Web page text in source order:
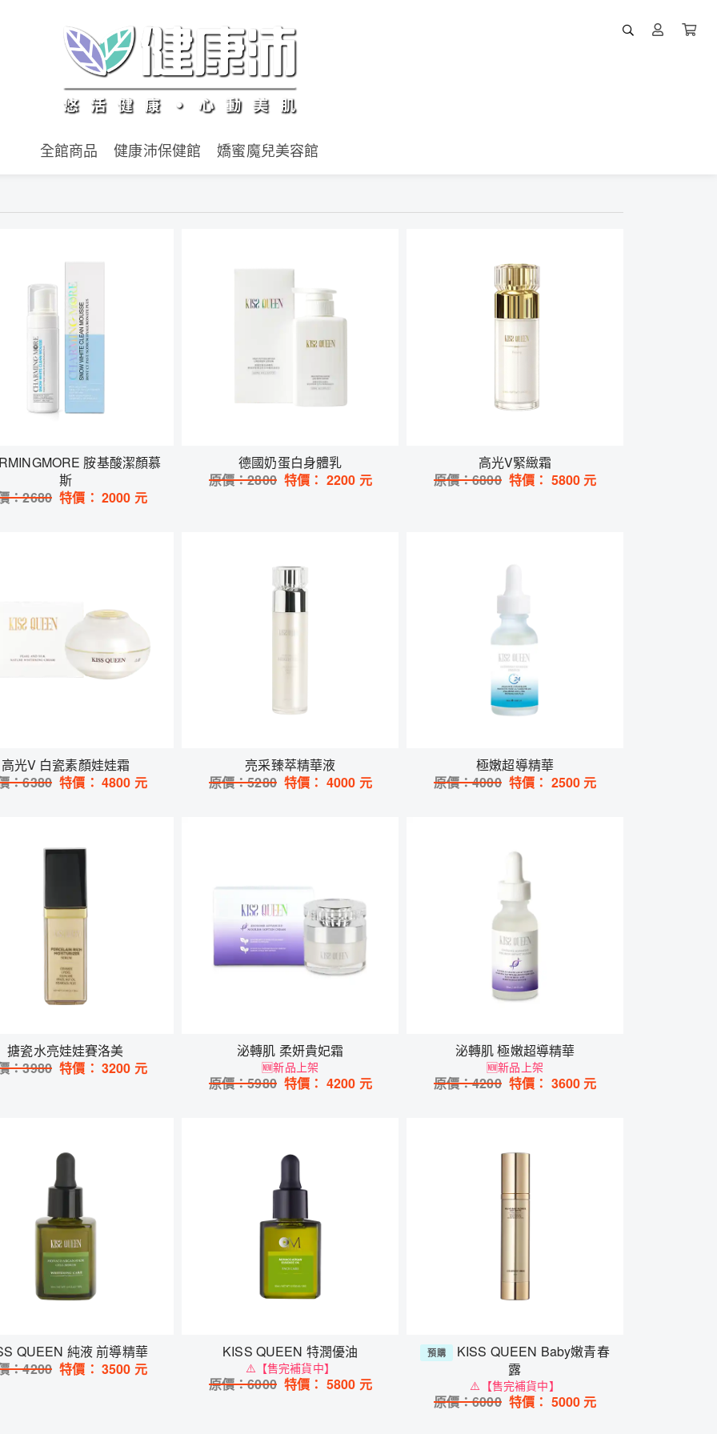
全館商品 健康沛保健館 嬌蜜魔兒美容館
胺基酸潔顏慕
斯
：2680 特價： 2000 元
德國奶蛋白身體乳
原價：2800 特價： 2200 元
高光V緊緻霜
原價：6800 特價： 5800 元
高光V 白瓷素顏娃娃霜
：6380 特價： 4800 元
亮采臻萃精華液
原價：5280 特價： 4000 元
極嫩超導精華
原價：4000 特價： 2500 元
搪瓷水亮娃娃賽洛美
：3980 特價： 3200 元
泌轉肌 柔妍貴妃霜
🆕新品上架
原價：5980 特價： 4200 元
泌轉肌 極嫩超導精華
🆕新品上架
原價：4200 特價： 3600 元
QUEEN 純液 前導精華
：4200 特價： 3500 元
KISS QUEEN 特潤優油
⚠️【售完補貨中】
原價：6000 特價： 5800 元
預購
KISS QUEEN Baby嫩青春
露
⚠️【售完補貨中】
原價：6000 特價： 5000 元